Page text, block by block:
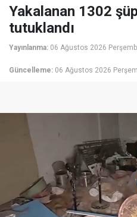
Yakalanan 1302
tutuklandı
Yayınlanma: 06 Ağustos 2026
Güncelleme: 06 Ağustos 2026